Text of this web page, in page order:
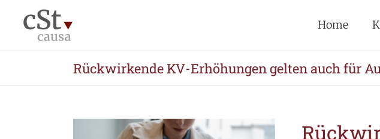
Inhalt
springen
Home
Rückwirkende KV-Erhöhungen gelten auch für